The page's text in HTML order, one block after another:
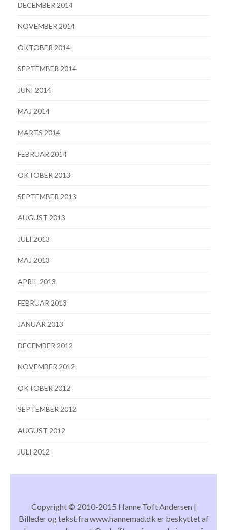
DECEMBER 2014
NOVEMBER 2014
OKTOBER 2014
SEPTEMBER 2014
JUNI 2014
MAJ 2014
MARTS 2014
FEBRUAR 2014
OKTOBER 2013
SEPTEMBER 2013
AUGUST 2013
JULI 2013
MAJ 2013
APRIL 2013
FEBRUAR 2013
JANUAR 2013
DECEMBER 2012
NOVEMBER 2012
OKTOBER 2012
SEPTEMBER 2012
AUGUST 2012
JULI 2012
Copyright © 2010-2015 Hanne Toft Andersen |
Billeder og tekst fra www.hannemad.dk er beskyttet af